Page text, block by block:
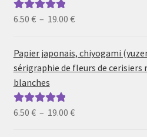
19.00 €
Note5.00sur
6.50 € – 19.00 €Plage
prix :
6.50 €
Papier japonais, chiyogami
sérigraphie de fleurs de cerisiers
blanches
Note5.00sur
6.50 € – 19.00 €Plage